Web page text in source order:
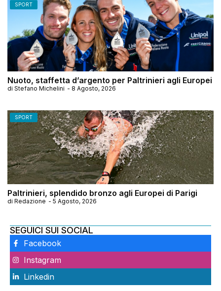
SPORT
Nuoto, staffetta d’argento per Paltrinieri agli Europei
di Stefano Michelini - 8 Agosto, 2026
SPORT
Paltrinieri, splendido bronzo agli Europei di Parigi
di Redazione - 5 Agosto, 2026
SEGUICI SUI SOCIAL
Facebook
Instagram
Linkedin